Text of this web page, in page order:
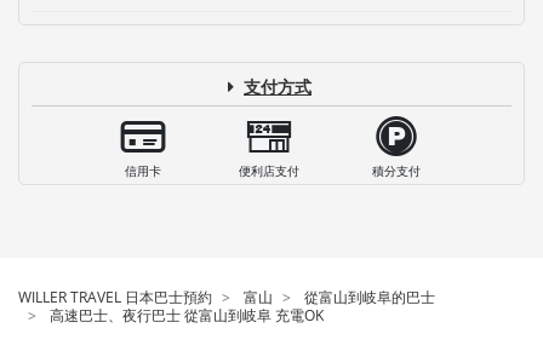
支付方式
信用卡 便利店支付 積分支付
WILLER TRAVEL 日本巴士預約 富山
從富山到岐阜的巴士
高速巴士、夜行巴士 從富山到岐阜 充電OK